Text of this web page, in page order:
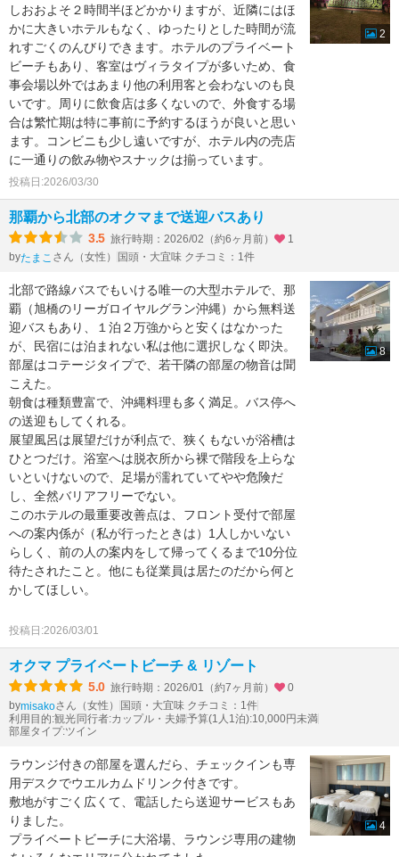
しおおよそ２時間半ほどかかりますが、近隣にはほ
かに大きいホテルもなく、ゆったりとした時間が流
れすごくのんびりできます。ホテルのプライベート
ビーチもあり、客室はヴィラタイプが多いため、食
事会場以外ではあまり他の利用客と会わないのも良
いです。周りに飲食店は多くないので、外食する場
合は繁忙期は特に事前に予約するほうが良いと思い
ます。コンビニも少し遠いですが、ホテル内の売店
に一通りの飲み物やスナックは揃っています。
投稿日:2026/03/30
2
那覇から北部のオクマまで送迎バスあり
3.5 旅行時期：2026/02（約6ヶ月前）
1
byたまこ さん（女性） 国頭・大宜味 クチコミ：1件
北部で路線バスでもいける唯一の大型ホテルで、那
覇（旭橋のリーガロイヤルグラン沖縄）から無料送
迎バスもあり、１泊２万強からと安くはなかった
が、民宿には泊まれない私は他に選択しなく即決。
部屋はコテージタイプで、若干隣の部屋の物音は聞
こえた。
朝食は種類豊富で、沖縄料理も多く満足。バス停へ
の送迎もしてくれる。
展望風呂は展望だけが利点で、狭くもないが浴槽は
ひとつだけ。浴室へは脱衣所から裸で階段を上らな
いといけないので、足場が濡れていてやや危険だ
し、全然バリアフリーでない。
このホテルの最重要改善点は、フロント受付で部屋
への案内係が（私が行ったときは）1人しかいない
らしく、前の人の案内をして帰ってくるまで10分位
待たされたこと。他にも従業員は居たのだから何と
かしてほしい。
投稿日:2026/03/01
8
オクマ プライベートビーチ & リゾート
5.0 旅行時期：2026/01（約7ヶ月前）
0
bymisakoさん（女性）
国頭・大宜味 クチコミ：1件
利用目的:観光同行者:カップル・夫婦予算(1人1泊):10,000円未満
部屋タイプ:ツイン
ラウンジ付きの部屋を選んだら、チェックインも専
用デスクでウエルカムドリンク付きです。
敷地がすごく広くて、電話したら送迎サービスもあ
りました。
プライベートビーチに大浴場、ラウンジ専用の建物
4